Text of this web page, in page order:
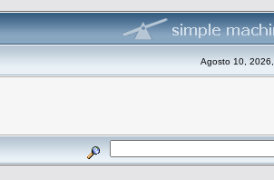
Agosto 10,